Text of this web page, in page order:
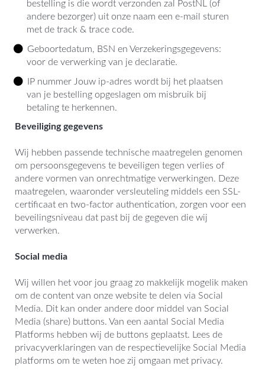
bestelling is die wordt verzonden zal PostNL (of
andere bezorger) uit onze naam een e-mail sturen
met de track & trace code.
Geboortedatum, BSN en Verzekeringsgegevens:
voor de verwerking van je declaratie.
IP nummer Jouw ip-adres wordt bij het plaatsen
van je bestelling opgeslagen om misbruik bij
betaling te herkennen.
Beveiliging gegevens
Wij hebben passende technische maatregelen genomen
om persoonsgegevens te beveiligen tegen verlies of
andere vormen van onrechtmatige verwerkingen. Deze
maatregelen, waaronder versleuteling middels een SSL-
certificaat en two-factor authentication, zorgen voor een
beveilingsniveau dat past bij de gegeven die wij
verwerken.
Social media
Wij willen het voor jou graag zo makkelijk mogelik maken
om de content van onze website te delen via Social
Media. Dit kan onder andere door middel van Social
Media (share) buttons. Van een aantal Social Media
Platforms hebben wij de buttons geplaatst. Lees de
privacyverklaringen van de respectievelijke Social Media
platforms om te weten hoe zij omgaan met privacy.